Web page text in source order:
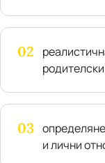
02
03
и лични